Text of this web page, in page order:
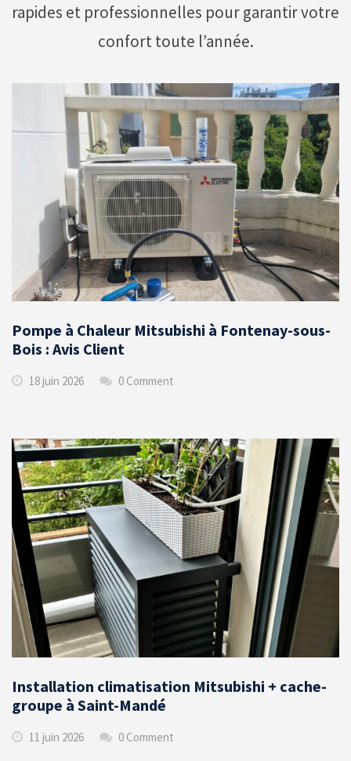
rapides et professionnelles pour garantir votre
confort toute l’année.
Pompe à Chaleur Mitsubishi à Fontenay-sous-
Bois : Avis Client
18 juin 2026 0 Comment
Installation climatisation Mitsubishi + cache-
groupe à Saint-Mandé
11 juin 2026 0 Comment